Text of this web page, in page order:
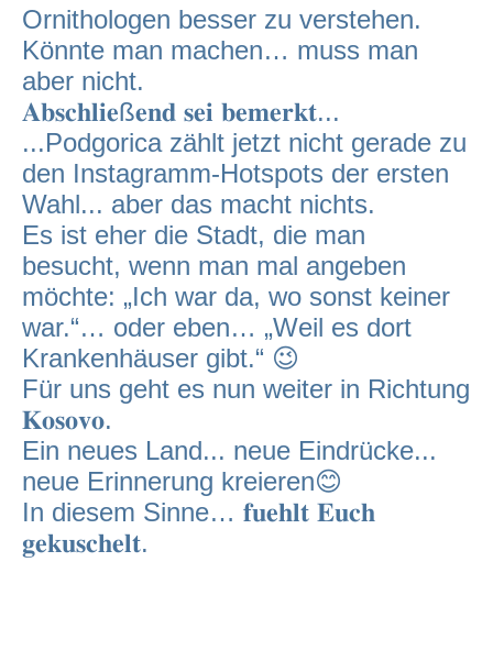
Ornithologen besser zu verstehen.
Könnte man machen… muss man
aber nicht.
𝐀𝐛𝐬𝐜𝐡𝐥𝐢𝐞ß𝐞𝐧𝐝 𝐬𝐞𝐢 𝐛𝐞𝐦𝐞𝐫𝐤𝐭...
...Podgorica zählt jetzt nicht gerade zu
den Instagramm-Hotspots der ersten
Wahl... aber das macht nichts.
Es ist eher die Stadt, die man
besucht, wenn man mal angeben
möchte: „Ich war da, wo sonst keiner
war.“… oder eben… „Weil es dort
Krankenhäuser gibt.“ 😉
Für uns geht es nun weiter in Richtung
𝐊𝐨𝐬𝐨𝐯𝐨.
Ein neues Land... neue Eindrücke...
neue Erinnerung kreieren😊
In diesem Sinne… 𝐟𝐮𝐞𝐡𝐥𝐭 𝐄𝐮𝐜𝐡
𝐠𝐞𝐤𝐮𝐬𝐜𝐡𝐞𝐥𝐭.